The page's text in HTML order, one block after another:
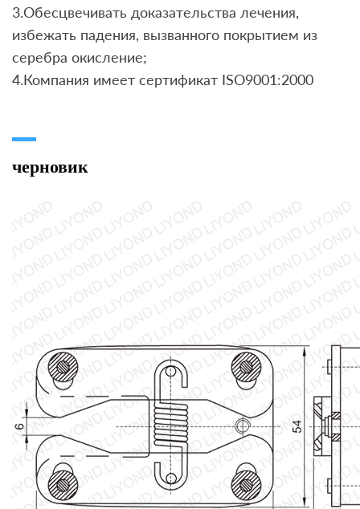
3.Обесцвечивать доказательства лечения,
избежать падения, вызванного покрытием из
серебра окисление;
4.Компания имеет сертификат ISO9001:2000
черновик